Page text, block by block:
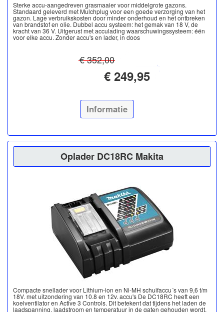
Sterke accu-aangedreven grasmaaier voor middelgrote gazons.
Standaard geleverd met Mulchplug voor een goede verzorging van het
gazon. Lage verbruikskosten door minder onderhoud en het ontbreken
van brandstof en olie. Dubbel accu systeem: het gemak van 18 V, de
kracht van 36 V. Uitgerust met acculading waarschuwingssysteem: één
voor elke accu. Zonder accu's en lader, in doos
€ 352,00
€ 249,95
Informatie
Oplader DC18RC Makita
Compacte snellader voor Lithium-ion en Ni-MH schuifaccu´s van 9,6 t/m
18V. met uitzondering van 10.8 en 12v. accu's De DC18RC heeft een
koelventilator en Active 3 Controls. Dit betekent dat tijdens het laden de
laadspanning, laadstroom en temperatuur in de gaten gehouden wordt.